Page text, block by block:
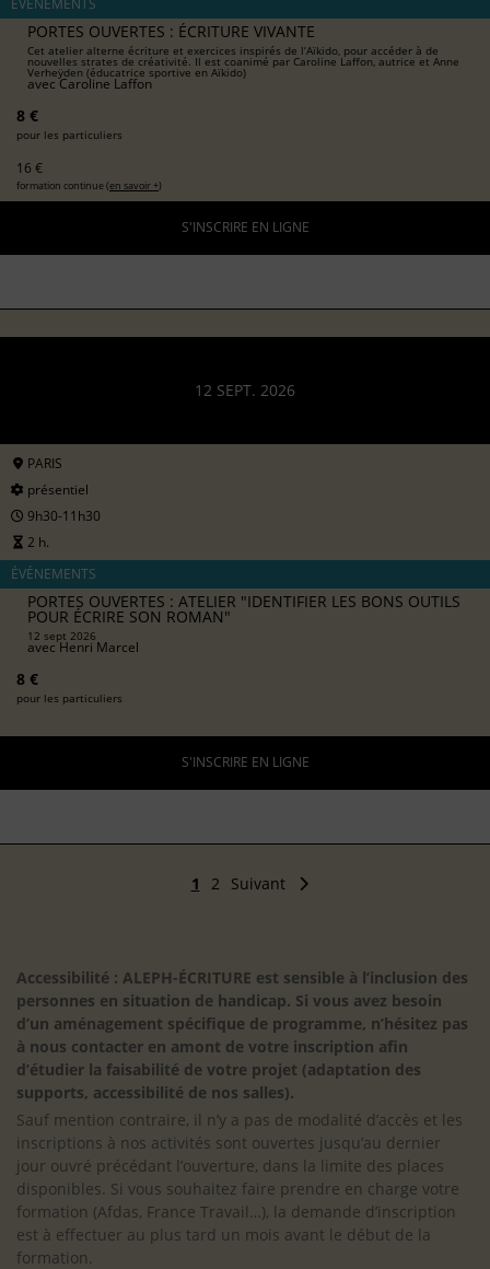
PORTES OUVERTES : ÉCRITURE VIVANTE
Cet atelier alterne écriture et exercices inspirés de l’Aïkido, pour accéder à de
nouvelles strates de créativité. Il est coanimé par Caroline Laffon, autrice et Anne
Verheÿden (éducatrice sportive en Aïkido)
avecCaroline Laffon
8 €
pour les particuliers
16 €
formation continue (en savoir +)
S'INSCRIRE EN LIGNE
12 SEPT. 2026
PARIS
présentiel
9h30-11h30
2 h.
ÉVÉNEMENTS
PORTES OUVERTES : ATELIER "IDENTIFIER LES BONS OUTILS
POUR ÉCRIRE SON ROMAN"
12 sept 2026
avecHenri Marcel
8 €
pour les particuliers
S'INSCRIRE EN LIGNE
1 2 Suivant
Accessibilité : ALEPH-ÉCRITURE est sensible à l’inclusion des
personnes en situation de handicap. Si vous avez besoin
d’un aménagement spécifique de programme, n’hésitez pas
à nous contacter en amont de votre inscription afin
d’étudier la faisabilité de votre projet (adaptation des
supports, accessibilité de nos salles).
Sauf mention contraire, il n’y a pas de modalité d’accès et les
inscriptions à nos activités sont ouvertes jusqu’au dernier
jour ouvré précédant l’ouverture, dans la limite des places
disponibles. Si vous souhaitez faire prendre en charge votre
formation (Afdas, France Travail…), la demande d’inscription
est à effectuer au plus tard un mois avant le début de la
formation.